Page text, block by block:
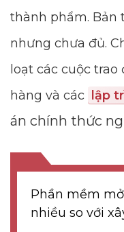
thành phẩm. Bản
nhưng chưa đủ.
loạt các cuộc
hàng và các
lập
án chính thức
Phần mềm
nhiều so với